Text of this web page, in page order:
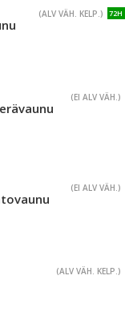
72H
(ALV VÄH. KELP.)
(EI ALV VÄH.)
(EI ALV VÄH.)
(ALV VÄH. KELP.)